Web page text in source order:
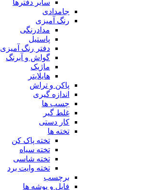
سایر دفترها
جامدادی
رنگ آمیزی
مدادرنگی
پاستیل
دفتر رنگ آمیزی
گواش و آبرنگ
ماژیک
هایلایتر
پاکن و تراش
اندازه گیری
چسب ها
غلط گیر
کار دستی
تخته ها
تخته پاک کن
تخته سیاه
تخته شاسی
تخته وایت برد
برچسب
فایل و پوشه ها